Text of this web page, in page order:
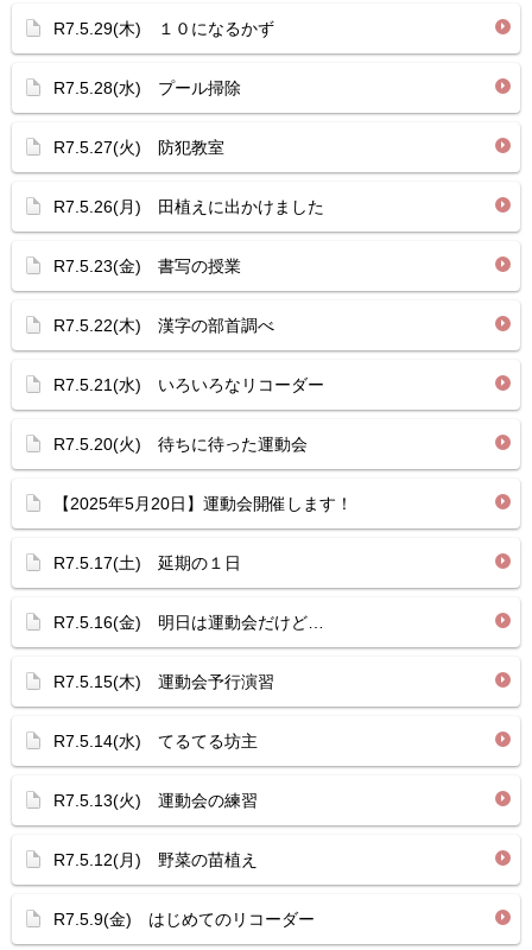
R7.5.29(木) １０になるかず
R7.5.28(水) プール掃除
R7.5.27(火) 防犯教室
R7.5.26(月) 田植えに出かけました
R7.5.23(金) 書写の授業
R7.5.22(木) 漢字の部首調べ
R7.5.21(水) いろいろなリコーダー
R7.5.20(火) 待ちに待った運動会
【2025年5月20日】運動会開催します！
R7.5.17(土) 延期の１日
R7.5.16(金) 明日は運動会だけど…
R7.5.15(木) 運動会予行演習
R7.5.14(水) てるてる坊主
R7.5.13(火) 運動会の練習
R7.5.12(月) 野菜の苗植え
R7.5.9(金) はじめてのリコーダー